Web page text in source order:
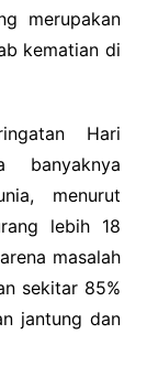
merupakan
kematian di
Hari
banyaknya
menurut
lebih 18
masalah
sekitar 85%
jantung dan